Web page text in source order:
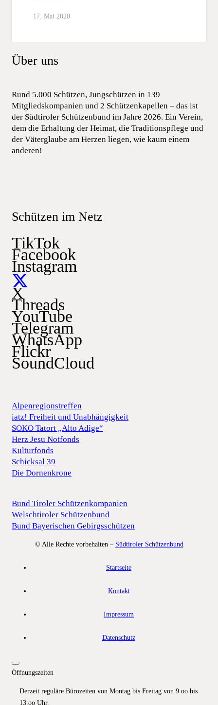
17. Mai 2020
Über uns
Rund 5.000 Schützen, Jungschützen in 139
Mitgliedskompanien und 2 Schützenkapellen – das ist
der Südtiroler Schützenbund im Jahre 2026. Ein Verein,
dem die Erhaltung der Heimat, die Traditionspflege und
der Väterglaube am Herzen liegen, wie kaum einem
anderen!
Schützen im Netz
TikTok
Facebook
Instagram
X
Threads
YouTube
Telegram
WhatsApp
Flickr
SoundCloud
Alpenregionstreffen
iatz! Freiheit und Unabhängigkeit
SOKO Tatort „Alto Adige“
Herz Jesu Notfonds
Kulturfonds
Schicksal 39
Die Dornenkrone
Bund Tiroler Schützenkompanien
Welschtiroler Schützenbund
Bund Bayerischen Gebirgsschützen
© Alle Rechte vorbehalten – Südtiroler Schützenbund
Startseite
Kontakt
Impressum
Datenschutz
Öffnungszeiten
Derzeit reguläre Bürozeiten von Montag bis Freitag von 9.oo bis
13.oo Uhr.